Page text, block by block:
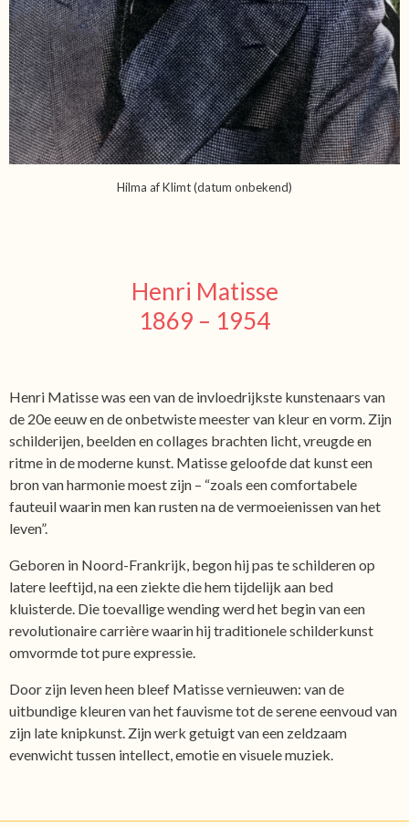
Hilma af Klimt (datum onbekend)
Henri Matisse
1869 – 1954
Henri Matisse was een van de invloedrijkste kunstenaars van
de 20e eeuw en de onbetwiste meester van kleur en vorm. Zijn
schilderijen, beelden en collages brachten licht, vreugde en
ritme in de moderne kunst. Matisse geloofde dat kunst een
bron van harmonie moest zijn – “zoals een comfortabele
fauteuil waarin men kan rusten na de vermoeienissen van het
leven”.
Geboren in Noord-Frankrijk, begon hij pas te schilderen op
latere leeftijd, na een ziekte die hem tijdelijk aan bed
kluisterde. Die toevallige wending werd het begin van een
revolutionaire carrière waarin hij traditionele schilderkunst
omvormde tot pure expressie.
Door zijn leven heen bleef Matisse vernieuwen: van de
uitbundige kleuren van het fauvisme tot de serene eenvoud van
zijn late knipkunst. Zijn werk getuigt van een zeldzaam
evenwicht tussen intellect, emotie en visuele muziek.